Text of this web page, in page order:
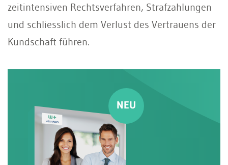
zeitintensiven Rechtsverfahren, Strafzahlungen
und schliesslich dem Verlust des Vertrauens der
Kundschaft führen.